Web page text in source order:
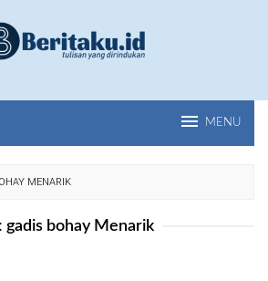
MENU
MENARIK
gadis bohay Menarik